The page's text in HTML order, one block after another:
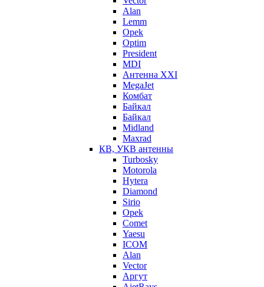
Alan
Lemm
Opek
Optim
President
MDI
Антенна XXI
MegaJet
Комбат
Байкал
Байкал
Midland
Maxrad
КВ, УКВ антенны
Turbosky
Motorola
Hytera
Diamond
Sirio
Opek
Comet
Yaesu
ICOM
Alan
Vector
Аргут